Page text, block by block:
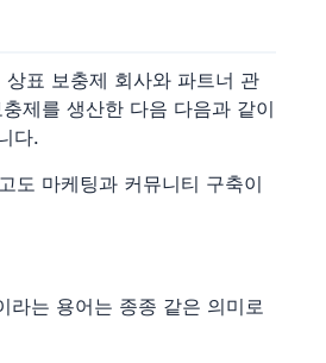
표 보충제 회사와 파트너 관
제를 생산한 다음 다음과 같이
다.
도 마케팅과 커뮤니티 구축이
라는 용어는 종종 같은 의미로